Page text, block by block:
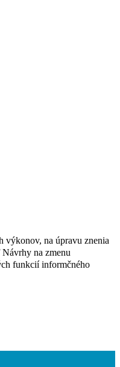
výkonov, na úpravu znenia
na zmenu
funkcií informčného